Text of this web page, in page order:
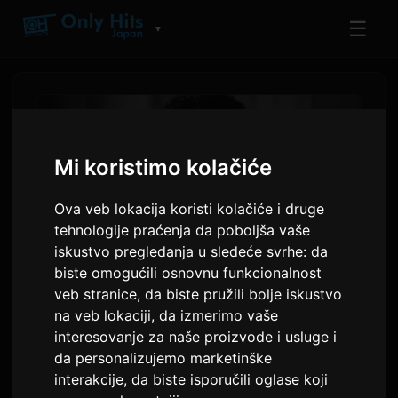
Mi koristimo kolačiće
Ova veb lokacija koristi kolačiće i druge
tehnologije praćenja da poboljša vaše
iskustvo pregledanja u sledeće svrhe:da
biste omogućili osnovnu funkcionalnost
veb stranice,da biste pružili bolje iskustvo
na veb lokaciji,da izmerimo vaše
interesovanje za naše proizvode i usluge i
da personalizujemo marketinške
interakcije,da biste isporučili oglase koji
▼ ☰
Џош Гробан наступа са
Јошикијем на класичним
концертима у Лос